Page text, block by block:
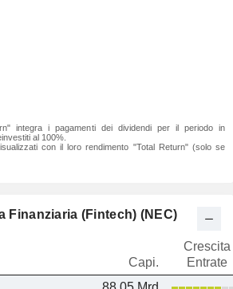
integra i pagamenti dei dividendi per il periodo in
al 100%.
con il loro rendimento "Total Return" (solo se
Finanziaria (Fintech) (NEC)
Capi.
Crescita
Entrate